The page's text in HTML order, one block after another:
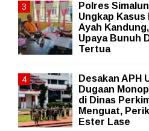
Polres
Ungkap Kasus
Ayah
Upaya Bunuh
Tertua
Desakan APH
Dugaan
di Dinas
Menguat,
Ester Lase